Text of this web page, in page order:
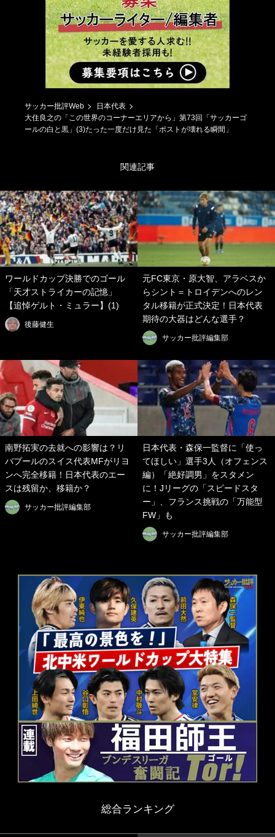
サッカー批評Web
日本代表
大住良之の「この世界のコーナーエリアから」第73回「サッカーゴ
ールの白と黒」(3)たった一度だけ見た「ポストが壊れる瞬間」
関連記事
ワールドカップ決勝でのゴール
「天才ストライカーの記憶」
【追悼ゲルト・ミュラー】(1)
後藤健生
元FC東京・原大智、アラベスか
らシント＝トロイデンへのレン
タル移籍が正式決定！日本代表
期待の大器はどんな選手？
サッカー批評編集部
南野拓実の去就への影響は？リ
バプールのスイス代表MFがリヨ
ンへ完全移籍！日本代表のエー
スは残留か、移籍か？
サッカー批評編集部
日本代表・森保一監督に「使っ
てほしい」選手3人（オフェンス
編）「絶好調男」をスタメン
に！Jリーグの「スピードスタ
ー」、フランス挑戦の「万能型
FW」も
サッカー批評編集部
総合ランキング